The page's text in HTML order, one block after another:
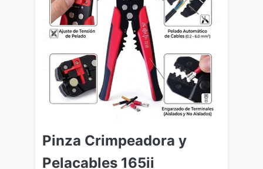
Pinza Crimpeadora y
Pelacables 165ii